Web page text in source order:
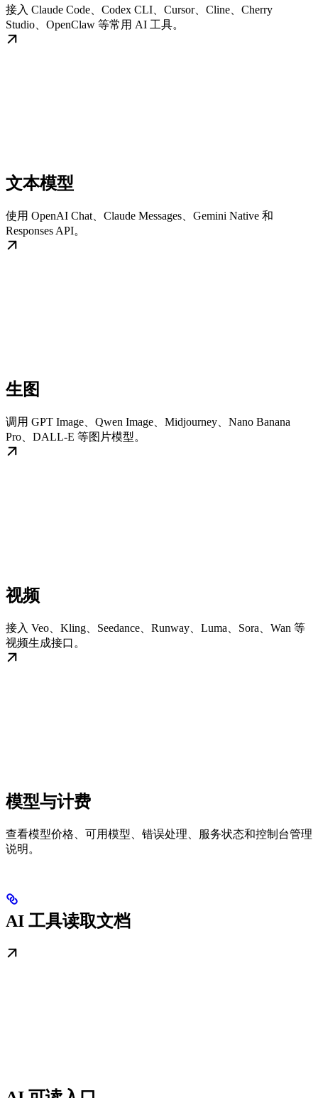
接入 Claude Code、Codex CLI、Cursor、Cline、Cherry
Studio、OpenClaw 等常用 AI 工具。
文本模型
使用 OpenAI Chat、Claude Messages、Gemini Native 和
Responses API。
生图
调用 GPT Image、Qwen Image、Midjourney、Nano Banana
Pro、DALL-E 等图片模型。
视频
接入 Veo、Kling、Seedance、Runway、Luma、Sora、Wan 等
视频生成接口。
模型与计费
查看模型价格、可用模型、错误处理、服务状态和控制台管理
说明。
AI 工具读取文档